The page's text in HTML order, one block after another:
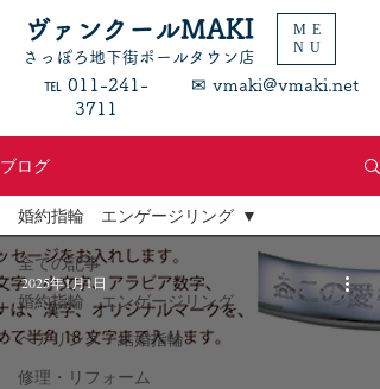
​さっぽろ地下街ポールタウン店
​℡ 011-241-
3711
​✉ vmaki@vmaki.net
ヴァンクールMAKI
ME
NU
ブログ
全ての記事
婚約指輪 エンゲージリング
ペアリング・結婚指輪
修理・リフォーム
婚約指輪 エンゲージリング
2025年1月1日